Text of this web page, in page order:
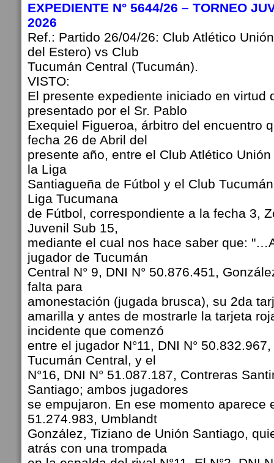
EXPEDIENTE N° 5644/26 – TORNEO
2026
Ref.: Partido 26/04/26: Club Atlético
del Estero) vs Club
Tucumán Central (Tucumán).
VISTO:
El presente expediente iniciado en virtud
presentado por el Sr. Pablo
Exequiel Figueroa, árbitro del encuentro
fecha 26 de Abril del
presente año, entre el Club Atlético
la Liga
Santiagueña de Fútbol y el Club
Liga Tucumana
de Fútbol, correspondiente a la fecha 3,
Juvenil Sub 15,
mediante el cual nos hace saber que:
jugador de Tucumán
Central N° 9, DNI N° 50.876.451,
falta para
amonestación (jugada brusca), su 2da
amarilla y antes de mostrarle la tarjeta
incidente que comenzó
entre el jugador N°11, DNI N°
Tucumán Central, y el
N°16, DNI N° 51.087.187, Contreras
Santiago; ambos jugadores
se empujaron. En ese momento aparece
51.274.983, Umblandt
González, Tiziano de Unión Santiago,
atrás con una trompada